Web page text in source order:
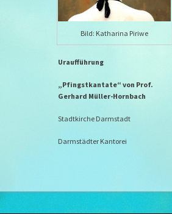
Bild: Katharina Piriwe
Uraufführung
„Pfingstkantate“ von Prof.
Gerhard Müller-Hornbach
Stadtkirche Darmstadt
Darmstädter Kantorei